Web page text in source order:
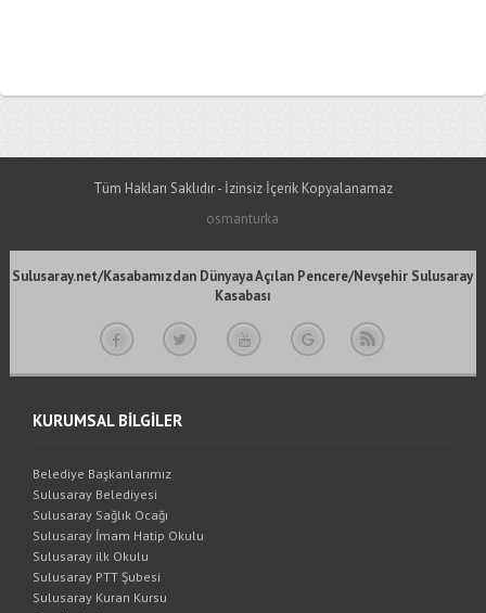
Tüm Hakları Saklıdır - İzinsiz İçerik Kopyalanamaz
osmanturka
Sulusaray.net/Kasabamızdan Dünyaya Açılan Pencere/Nevşehir Sulusaray
Kasabası
KURUMSAL BİLGİLER
Belediye Başkanlarımız
Sulusaray Belediyesi
Sulusaray Sağlık Ocağı
Sulusaray İmam Hatip Okulu
Sulusaray ilk Okulu
Sulusaray PTT Şubesi
Sulusaray Kuran Kursu